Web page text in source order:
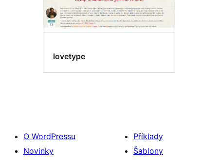
lovetype
O WordPressu
Novinky
Příklady
Šablony